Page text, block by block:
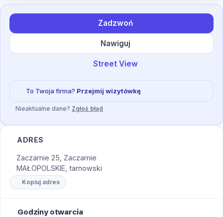
Zadzwoń
Nawiguj
Street View
To Twoja firma? Przejmij wizytówkę
Nieaktualne dane? Zgłoś błąd
ADRES
Zaczarnie 25, Zaczarnie
MAŁOPOLSKIE, tarnowski
Kopiuj adres
Godziny otwarcia